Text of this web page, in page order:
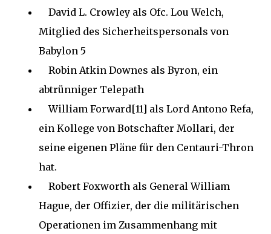
David L. Crowley als Ofc. Lou Welch,
Mitglied des Sicherheitspersonals von
Babylon 5
Robin Atkin Downes als Byron, ein
abtrünniger Telepath
William Forward[11] als Lord Antono Refa,
ein Kollege von Botschafter Mollari, der
seine eigenen Pläne für den Centauri-Thron
hat.
Robert Foxworth als General William
Hague, der Offizier, der die militärischen
Operationen im Zusammenhang mit